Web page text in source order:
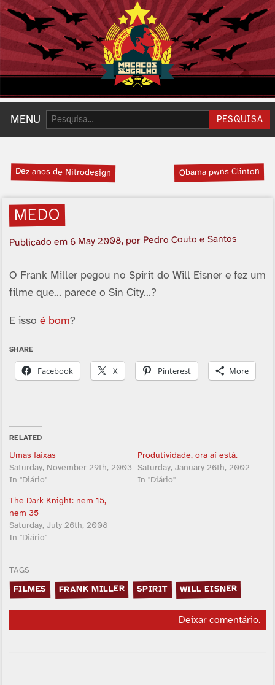
MENU Pesquisar: PESQUISA
Dez anos de Nitrodesign Obama pwns Clinton
MEDO
Publicado em 6 May 2008, por Pedro Couto e Santos
O Frank Miller pegou no Spirit do Will Eisner e fez um
filme que… parece o Sin City…?
E isso é bom?
SHARE
Facebook X Pinterest More
RELATED
Umas faixas
Saturday, November 29th, 2003
In "Diário"
Produtividade, ora aí­ está.
Saturday, January 26th, 2002
In "Diário"
The Dark Knight: nem 15,
nem 35
Saturday, July 26th, 2008
In "Diário"
TAGS
FILMES FRANK MILLER SPIRIT WILL EISNER
Deixar comentário.